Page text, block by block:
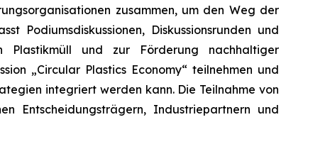
zusammen, um den Weg der
Podiumsdiskussionen, Diskussionsrunden und
Plastikmüll und zur Förderung nachhaltiger
„Circular Plastics Economy“ teilnehmen und
integriert werden kann. Die Teilnahme von
Entscheidungsträgern, Industriepartnern und